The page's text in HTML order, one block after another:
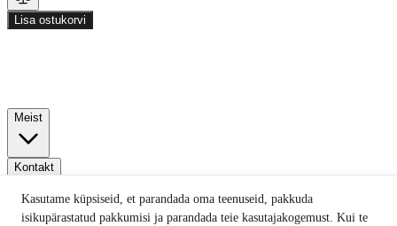
Kasutame küpsiseid, et parandada oma teenuseid, pakkuda
isikupärastatud pakkumisi ja parandada teie kasutajakogemust. Kui te
Lisa ostukorvi
Meist
Kontakt